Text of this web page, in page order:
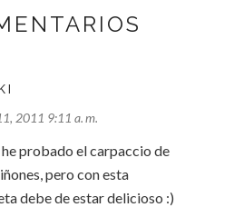
2011 9:11 a. m.
probado el carpaccio de
pero con esta
debe de estar delicioso :)